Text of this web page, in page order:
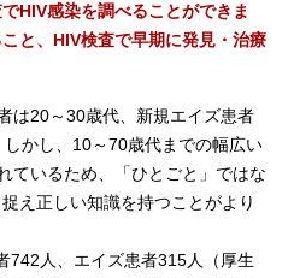
HIV感染を調べることができま
と、HIV検査で早期に発見・治療
は20～30歳代、新規エイズ患者
かし、10～70歳代までの幅広い
ているため、「ひとごと」ではな
え正しい知識を持つことがより
人、エイズ患者315人（厚生